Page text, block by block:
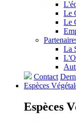
Le
Le
La
Contact
Espèces
Espèces